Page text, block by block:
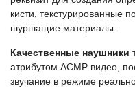
кисти, текстурированные
шуршащие материалы.
Качественные наушники
атрибутом АСМР видео,
звучание в режиме